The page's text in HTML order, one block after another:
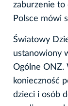
zaburzenie to
Polsce mówi
Światowy
ustanowiony
Ogólne ONZ.
konieczność
dzieci i osób